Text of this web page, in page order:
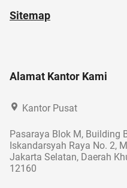
Sitemap
Alamat Kantor Kami
Kantor Pusat
Pasaraya Blok M, Building
Iskandarsyah Raya No. 2,
Jakarta Selatan, Daerah
12160